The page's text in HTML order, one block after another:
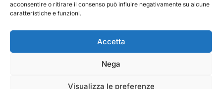
acconsentire o ritirare il consenso può influire negativamente su alcune
caratteristiche e funzioni.
Accetta
Nega
Visualizza le preferenze
TRAKS
Dal 2014 musica indipendente ed emergente